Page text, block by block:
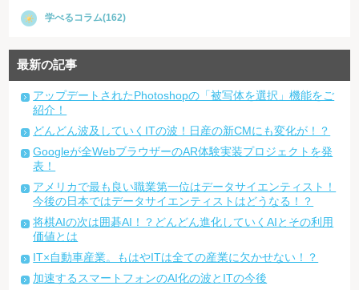
学べるコラム(162)
最新の記事
アップデートされたPhotoshopの「被写体を選択」機能をご
紹介！
どんどん波及していくITの波！日産の新CMにも変化が！？
Googleが全WebブラウザーのAR体験実装プロジェクトを発
表！
アメリカで最も良い職業第一位はデータサイエンティスト！
今後の日本ではデータサイエンティストはどうなる！？
将棋AIの次は囲碁AI！？どんどん進化していくAIとその利用
価値とは
IT×自動車産業。もはやITは全ての産業に欠かせない！？
加速するスマートフォンのAI化の波とITの今後